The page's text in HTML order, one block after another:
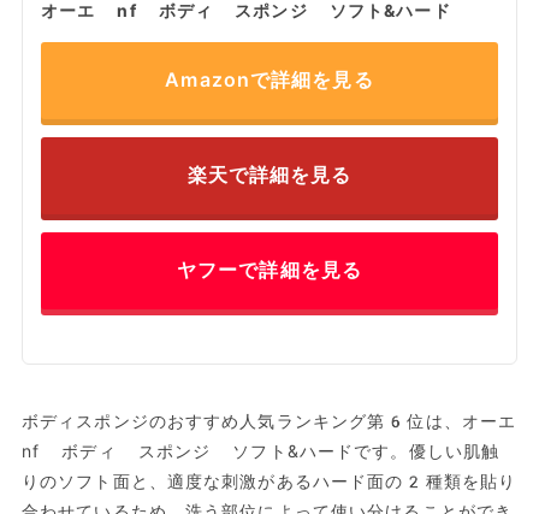
オーエ nf ボディ スポンジ ソフト&ハード
Amazonで詳細を見る
楽天で詳細を見る
ヤフーで詳細を見る
ボディスポンジのおすすめ人気ランキング第6位は、オーエ
nf ボディ スポンジ ソフト&ハードです。優しい肌触
りのソフト面と、適度な刺激があるハード面の2種類を貼り